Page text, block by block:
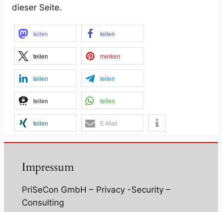
dieser Seite.
teilen teilen
teilen merken
teilen teilen
teilen teilen
teilen E-Mail
Impressum
PriSeCon GmbH – Privacy -Security –
Consulting